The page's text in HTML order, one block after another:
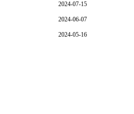
2024-07-15
2024-06-07
2024-05-16